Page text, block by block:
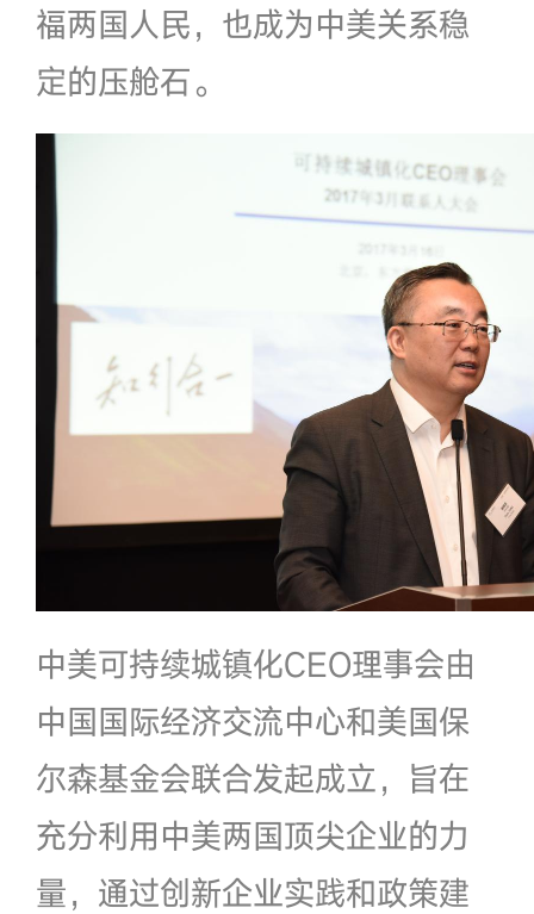
福两国人民，也成为中美关系稳
定的压舱石。
中美可持续城镇化CEO理事会由
中国国际经济交流中心和美国保
尔森基金会联合发起成立，旨在
充分利用中美两国顶尖企业的力
量，通过创新企业实践和政策建